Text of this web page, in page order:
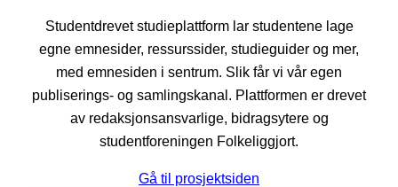
Studentdrevet studieplattform lar studentene lage
egne emnesider, ressurssider, studieguider og mer,
med emnesiden i sentrum. Slik får vi vår egen
publiserings- og samlingskanal. Plattformen er drevet
av redaksjonsansvarlige, bidragsytere og
studentforeningen Folkeliggjort.
Gå til prosjektsiden